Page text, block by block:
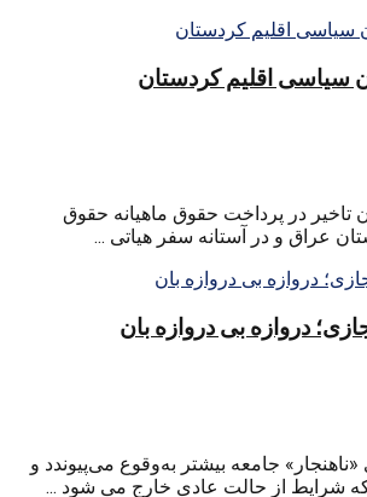
سیاسی اقلیم کردستان
تاخیر در پرداخت حقوق ماهیانه حقوق
عراق و در آستانه سفر هیاتی ...
دروازه بی دروازه بان
جامعه بیشتر به‌وقوع می‌پیوندد و
که شرایط از حالت عادی خارج می شود ...